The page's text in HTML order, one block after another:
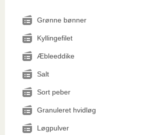
Grønne bønner
Kyllingefilet
Æbleeddike
Salt
Sort peber
Granuleret hvidløg
Løgpulver